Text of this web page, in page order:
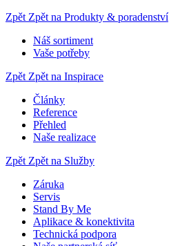
Zpět Zpět na Produkty & poradenství
Náš sortiment
Vaše potřeby
Zpět Zpět na Inspirace
Články
Reference
Přehled
Naše realizace
Zpět Zpět na Služby
Záruka
Servis
Stand By Me
Aplikace & konektivita
Technická podpora